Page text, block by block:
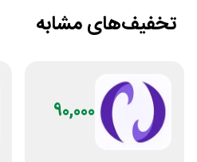
تخفیف‌های مشابه
90,000